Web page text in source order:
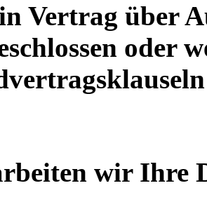
Vertrag über
oder
wir Ihre